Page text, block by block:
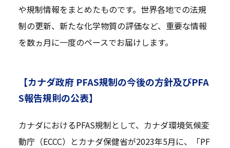
や規制情報をまとめたものです。世界各地での法規
制の更新、新たな化学物質の評価など、重要な情報
を数ヵ月に一度のペースでお届けします。
【カナダ政府 PFAS規制の今後の方針及びPFA
S報告規則の公表】
カナダにおけるPFAS規制として、カナダ環境気候変
動庁（ECCC）とカナダ保健省が2023年5月に、「PF